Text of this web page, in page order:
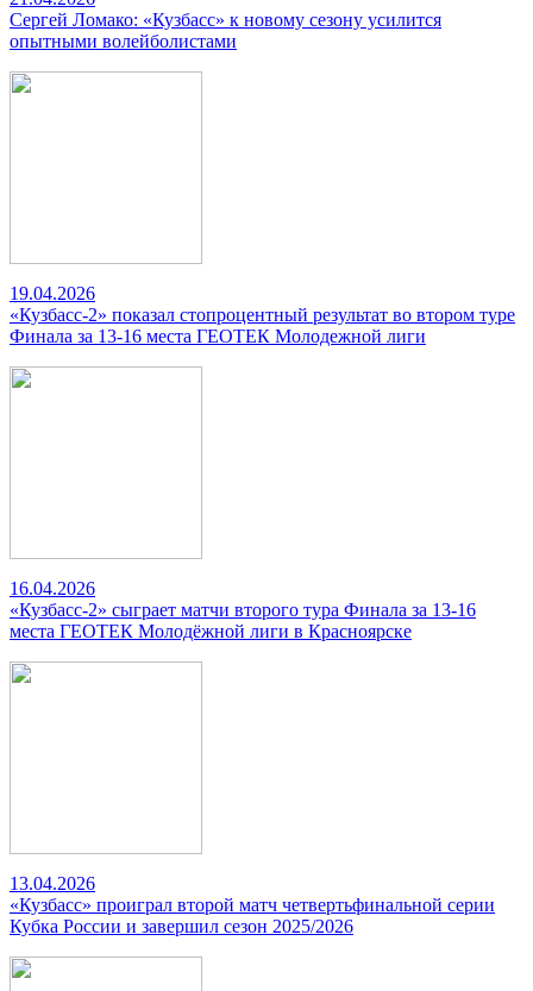
Сергей Ломако: «Кузбасс» к новому сезону усилится
опытными волейболистами
19.04.2026
«Кузбасс-2» показал стопроцентный результат во втором туре
Финала за 13-16 места ГЕОТЕК Молодежной лиги
16.04.2026
«Кузбасс-2» сыграет матчи второго тура Финала за 13-16
места ГЕОТЕК Молодёжной лиги в Красноярске
13.04.2026
«Кузбасс» проиграл второй матч четвертьфинальной серии
Кубка России и завершил сезон 2025/2026